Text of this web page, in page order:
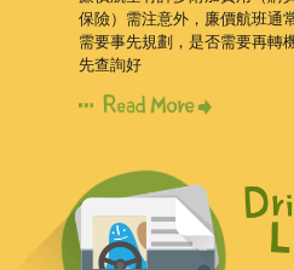
保險）需注意外，廉價航班通
需要事先規劃，是否需要再轉
先查詢好